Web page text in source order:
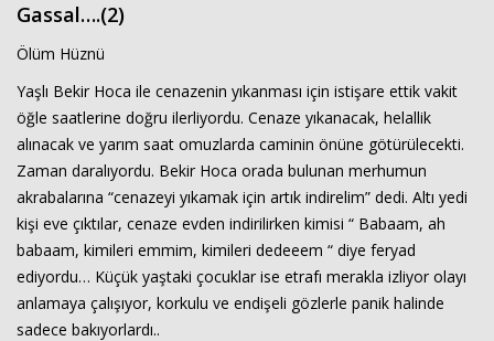
Gassal….(2)
Ölüm Hüznü
Yaşlı Bekir Hoca ile cenazenin yıkanması için istişare ettik vakit
öğle saatlerine doğru ilerliyordu. Cenaze yıkanacak, helallik
alınacak ve yarım saat omuzlarda caminin önüne götürülecekti.
Zaman daralıyordu. Bekir Hoca orada bulunan merhumun
akrabalarına “cenazeyi yıkamak için artık indirelim” dedi. Altı yedi
kişi eve çıktılar, cenaze evden indirilirken kimisi “ Babaam, ah
babaam, kimileri emmim, kimileri dedeeem “ diye feryad
ediyordu… Küçük yaştaki çocuklar ise etrafı merakla izliyor olayı
anlamaya çalışıyor, korkulu ve endişeli gözlerle panik halinde
sadece bakıyorlardı..
İLETİŞİM